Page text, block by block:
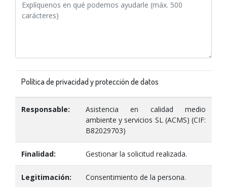
Política de privacidad y protección de datos
Responsable:
Asistencia en calidad medio
ambiente y servicios SL (ACMS) (CIF:
B82029703)
Finalidad: Gestionar la solicitud realizada.
Legitimación: Consentimiento de la persona.